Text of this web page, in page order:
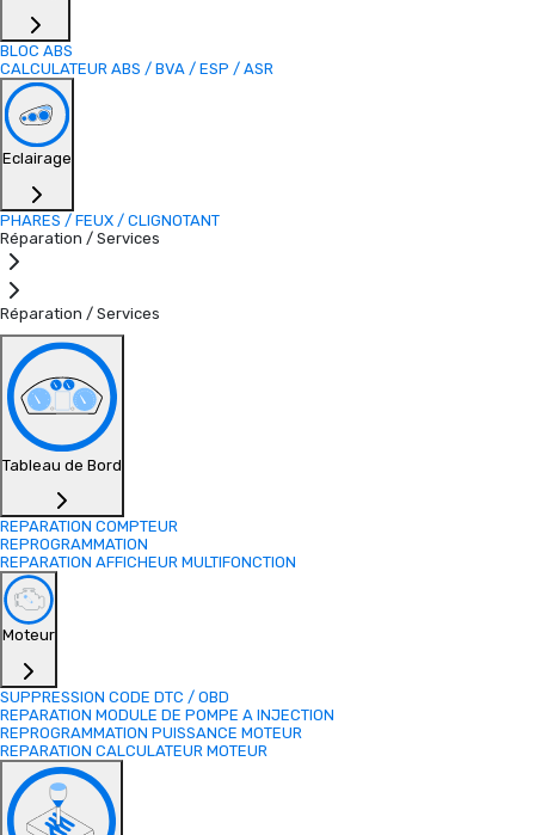
BLOC ABS
CALCULATEUR ABS / BVA / ESP / ASR
Eclairage
PHARES / FEUX / CLIGNOTANT
Réparation / Services
Réparation / Services
Tableau de Bord
REPARATION COMPTEUR
REPROGRAMMATION
REPARATION AFFICHEUR MULTIFONCTION
Moteur
SUPPRESSION CODE DTC / OBD
REPARATION MODULE DE POMPE A INJECTION
REPROGRAMMATION PUISSANCE MOTEUR
REPARATION CALCULATEUR MOTEUR